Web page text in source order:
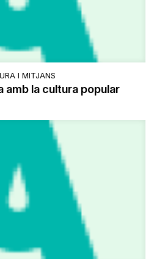
I MITJANS
amb la cultura popular